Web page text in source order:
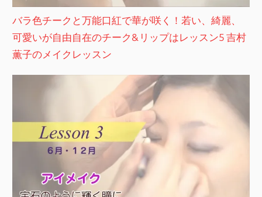
バラ色チークと万能口紅で華が咲く！若い、綺麗、
可愛いが自由自在のチーク&リップはレッスン5 吉村
薫子のメイクレッスン